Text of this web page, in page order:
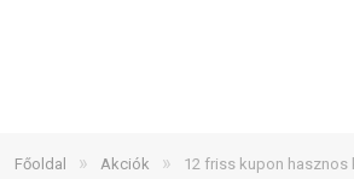
Főoldal » Akciók »
12 friss kupon hasznos